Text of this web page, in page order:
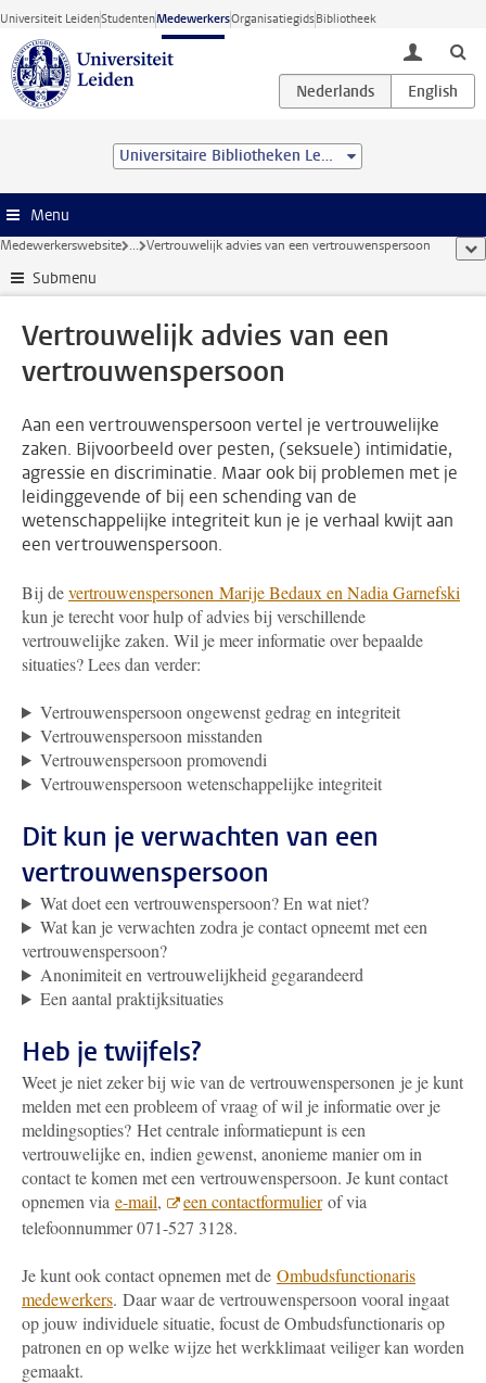
Ga direct naar de inhoud
Universiteit LeidenStudentenMedewerkersOrganisatiegidsBibliotheek
toggle
Universitaire Bibliotheken Leiden
Menu
Medewerkerswebsite ... Vertrouwelijk advies van een vertrouwenspersoon
Submenu
Vertrouwelijk advies van een
vertrouwenspersoon
Aan een vertrouwenspersoon vertel je vertrouwelijke
zaken. Bijvoorbeeld over pesten, (seksuele) intimidatie,
agressie en discriminatie. Maar ook bij problemen met je
leidinggevende of bij een schending van de
wetenschappelijke integriteit kun je je verhaal kwijt aan
een vertrouwenspersoon.
Bij devertrouwenspersonen Marije Bedaux en Nadia Garnefski
kun je terecht voor hulp of advies bij verschillende
vertrouwelijke zaken. Wil je meer informatie over bepaalde
situaties? Lees dan verder:
Vertrouwenspersoon ongewenst gedrag en integriteit
Vertrouwenspersoon misstanden
Vertrouwenspersoon promovendi
Vertrouwenspersoon wetenschappelijke integriteit
Dit kun je verwachten van een
vertrouwenspersoon
Wat doet een vertrouwenspersoon? En wat niet?
Wat kan je verwachten zodra je contact opneemt met een
vertrouwenspersoon?
Anonimiteit en vertrouwelijkheid gegarandeerd
Een aantal praktijksituaties
Heb je twijfels?
Weet je niet zeker bij wie van de vertrouwenspersonen je je kunt
melden met een probleem of vraag of wil je informatie over je
meldingsopties? Het centrale informatiepunt is een
vertrouwelijke en, indien gewenst, anonieme manier om in
contact te komen met een vertrouwenspersoon. Je kunt contact
opnemen via e-mail, een contactformulierof via
telefoonnummer 071-527 3128.
Je kunt ook contact opnemen met de Ombudsfunctionaris
medewerkers. Daar waar de vertrouwenspersoon vooral ingaat
op jouw individuele situatie, focust de Ombudsfunctionaris op
patronen en op welke wijze het werkklimaat veiliger kan worden
gemaakt.